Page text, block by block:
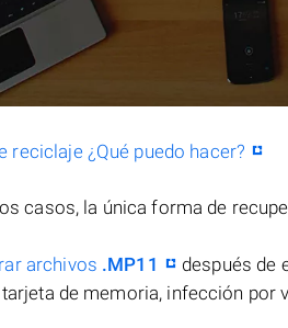
reciclaje ¿Qué puedo hacer?
casos, la única forma de
archivos .MP11
después de
de memoria, infección por